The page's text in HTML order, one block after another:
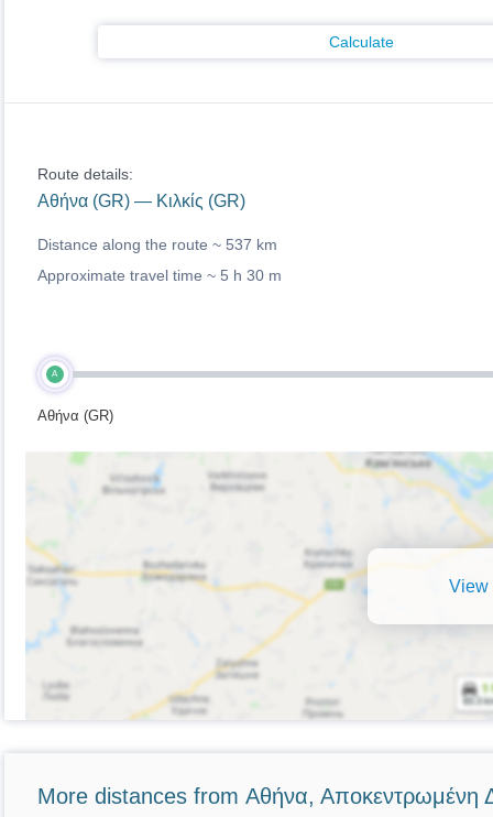
Calculate
Route details:
Αθήνα (GR) — Κιλκίς (GR)
Distance along the route ~ 537 km
Approximate travel time ~ 5 h 30 m
A
Αθήνα (GR)
View
More distances from Αθήνα, Αποκεντρωμένη